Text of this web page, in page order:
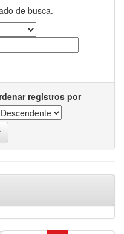
de busca.
registros por